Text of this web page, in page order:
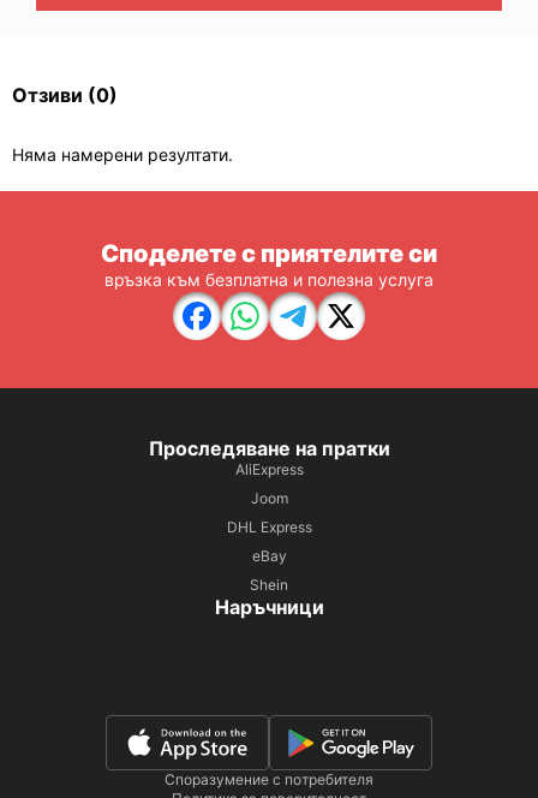
Отзиви (0)
Няма намерени резултати.
Споделете с приятелите си
връзка към безплатна и полезна услуга
Проследяване на пратки
AliExpress
Joom
DHL Express
eBay
Shein
Наръчници
Споразумение с потребителя